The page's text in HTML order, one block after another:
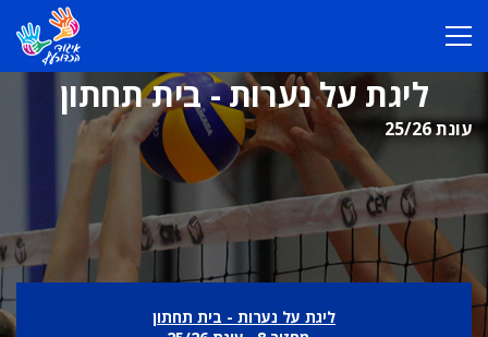
ליגת על נערות - בית תחתון
עונת 25/26
ליגת על נערות - בית תחתון